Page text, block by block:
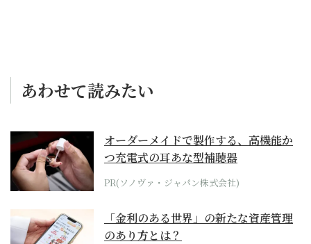
あわせて読みたい
オーダーメイドで製作する、高機能か
つ充電式の耳あな型補聴器
PR(ソノヴァ・ジャパン株式会社)
「金利のある世界」の新たな資産管理
のあり方とは？